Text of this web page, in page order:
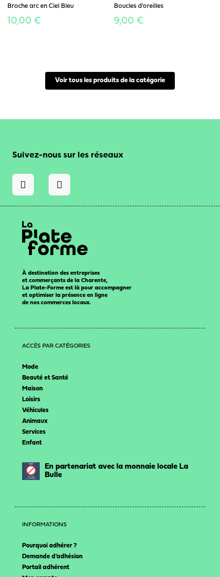
Broche arc en Ciel Bleu
10,00 €
Boucles d'oreilles
9,00 €
Voir tous les produits de la catégorie
Suivez-nous sur les réseaux
À destination des entreprises
et commerçants de la Charente,
La Plate-Forme est là pour accompagner
et optimiser la présence en ligne
de nos commerces locaux.
ACCÈS PAR CATÉGORIES
Mode
Beauté et Santé
Maison
Loisirs
Véhicules
Animaux
Services
Enfant
En partenariat avec la monnaie locale La
Bulle
INFORMATIONS
Pourquoi adhérer ?
Demande d’adhésion
Portail adhérent